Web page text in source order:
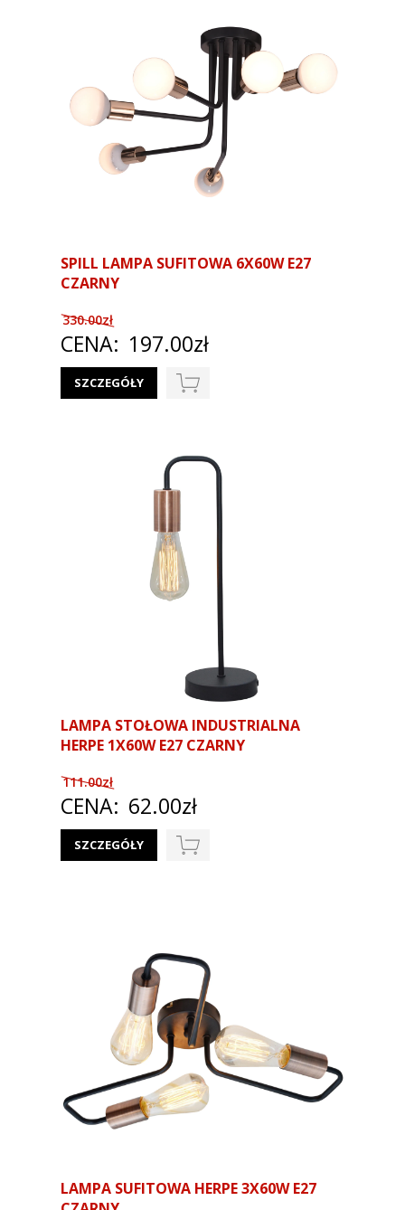
SPILL LAMPA SUFITOWA 6X60W E27
CZARNY
330.00zł
CENA: 197.00zł
SZCZEGÓŁY
LAMPA STOŁOWA INDUSTRIALNA
HERPE 1X60W E27 CZARNY
111.00zł
CENA: 62.00zł
SZCZEGÓŁY
LAMPA SUFITOWA HERPE 3X60W E27